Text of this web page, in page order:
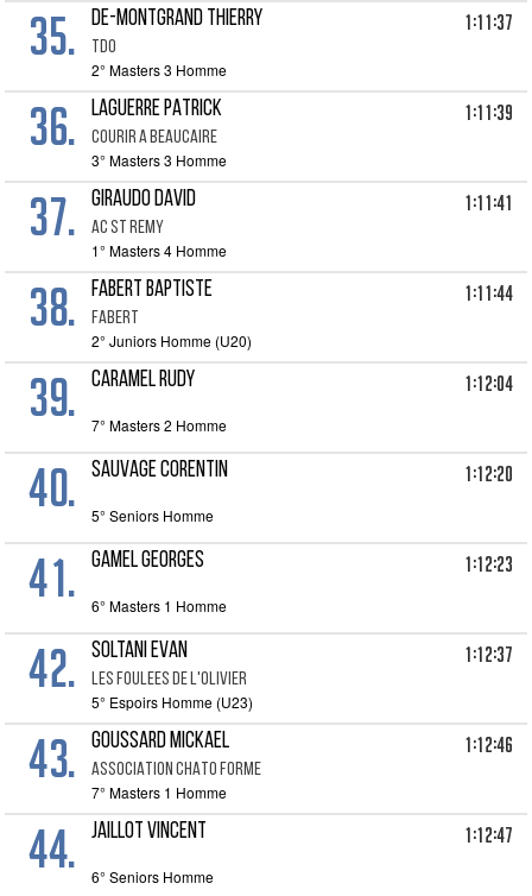
35. DE-MONTGRAND THIERRY
TDO
1:11:37
2° Masters 3 Homme
36. LAGUERRE PATRICK
COURIR A BEAUCAIRE
1:11:39
3° Masters 3 Homme
37. GIRAUDO DAVID
AC ST REMY
1:11:41
1° Masters 4 Homme
38. FABERT BAPTISTE
FABERT
1:11:44
2° Juniors Homme (U20)
39. CARAMEL RUDY 1:12:04
7° Masters 2 Homme
40. SAUVAGE CORENTIN 1:12:20
5° Seniors Homme
41. GAMEL GEORGES 1:12:23
6° Masters 1 Homme
42. SOLTANI EVAN
LES FOULEES DE L'OLIVIER
1:12:37
5° Espoirs Homme (U23)
43. GOUSSARD MICKAEL
ASSOCIATION CHATO FORME
1:12:46
7° Masters 1 Homme
44. JAILLOT VINCENT 1:12:47
6° Seniors Homme